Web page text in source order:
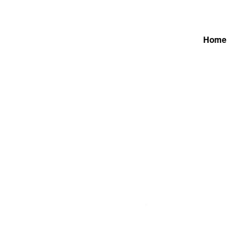
Home